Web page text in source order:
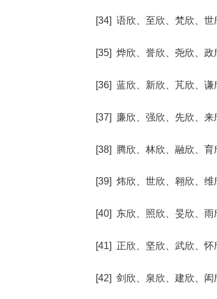
[34] 语欣、至欣、梵欣、世
[35] 烨欣、誉欣、尧欣、政
[36] 蓝欣、新欣、芃欣、谦
[37] 廉欣、强欣、先欣、来
[38] 腾欣、林欣、融欣、育
[39] 炜欣、世欣、翱欣、维
[40] 东欣、照欣、旻欣、雨
[41] 正欣、坚欣、武欣、怀
[42] 剑欣、泉欣、建欣、闳